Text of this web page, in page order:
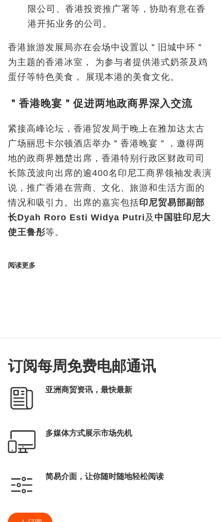
限公司、香港投资推广署等，协助有意在香
港开拓业务的公司。
香港旅游发展局亦在会场中设置以＂旧城中环＂
为主题的香港冰室， 为参与者提供港式奶茶及鸡
蛋仔等特色美食， 展现本港的美食文化。
＂香港晚宴＂促进两地政商界深入交流
紧接高峰论坛，香港贸发局于晚上在雅加达太古
广场丽思卡尔顿酒店举办＂香港晚宴＂，邀得两
地的政商界翘楚出席，香港特别行政区财政司司
长陈茂波向出席的逾400名印尼工商界领袖发表演
说，推广香港在营商、文化、旅游和生活方面的
情况和吸引力。出席的嘉宾包括印尼贸易部副部
长Dyah Roro Esti Widya Putri及 中国驻印尼大
使王鲁彤等。
阅读更多
订阅每周免费电邮通讯
亚洲商贸资讯，最快最新
多媒体方式展示市场先机
简易介面，让你随时随地轻松阅读